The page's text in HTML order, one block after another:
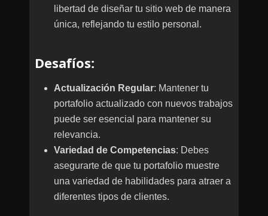
libertad de diseñar tu sitio web de manera
única, reflejando tu estilo personal.
Desafíos:
Actualización Regular: Mantener tu
portafolio actualizado con nuevos trabajos
puede ser esencial para mantener su
relevancia.
Variedad de Competencias: Debes
asegurarte de que tu portafolio muestre
una variedad de habilidades para atraer a
diferentes tipos de clientes.